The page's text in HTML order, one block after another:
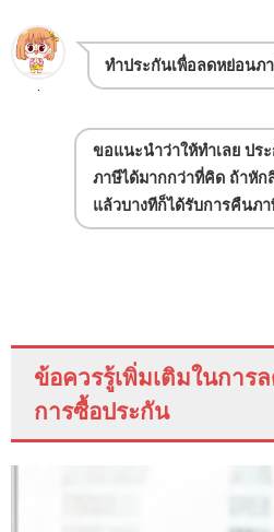
ทำประกันเพื่อลดหย่อนภ
ขอแนะนำว่าให้ทำเลย ปร
ภาษีได้มากกว่าที่คิด ถ้าหัก
แล้วบางทีก็ได้รับการคืนภา
ข้อควรรู้เพิ่มเติมในการ
การซื้อประกัน